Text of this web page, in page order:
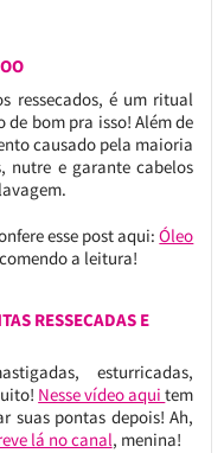
ressecados, é um ritual
bom pra isso! Além de
causado pela maioria
nutre e garante cabelos
esse post aqui:Óleo
a leitura!
RESSECADAS E
esturricadas,
Nesse vídeo aquitem
suas pontas depois! Ah,
lá no canal, menina!